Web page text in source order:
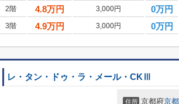
2階
4.8万円 3,000円 0万円
3階
4.9万円 3,000円 0万円
レ・タン・ドゥ・ラ・メール・CKⅢ
住所 京都府京